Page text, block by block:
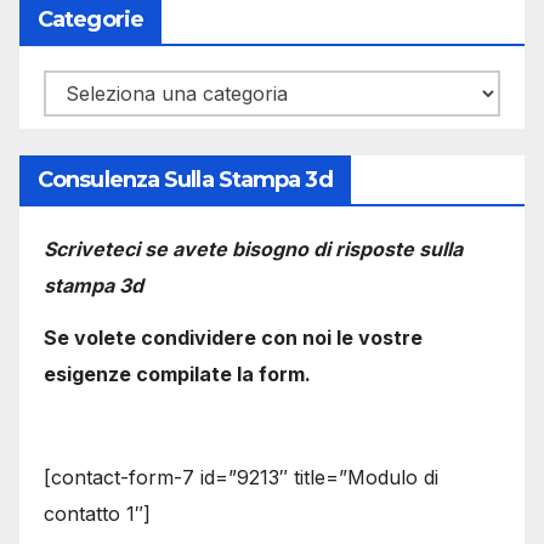
Categorie
Categorie
Consulenza Sulla Stampa 3d
Scriveteci se avete bisogno di risposte sulla
stampa 3d
Se volete condividere con noi le vostre
esigenze compilate la form.
[contact-form-7 id=”9213″ title=”Modulo di
contatto 1″]